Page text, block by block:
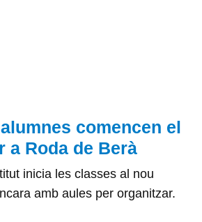
comencen el
a Roda de Berà
inicia les classes al nou
amb aules per organitzar.